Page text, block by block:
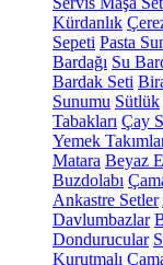
Kürdanlık
Sepeti Pasta
Bardağı Su
Bardak Seti
Sunumu Sütlük
Tabakları Çay
Yemek
Matara Beyaz
Buzdolabı
Ankastre Setler
Davlumbazlar
Dondurucular
Kurutmalı